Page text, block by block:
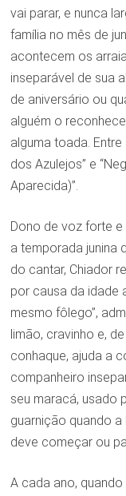
vai parar, e nunca
família no mês de
acontecem os
inseparável de sua
de aniversário ou
alguém o
alguma toada.
dos Azulejos” e
Aparecida)”.
Dono de voz forte
a temporada junina
do cantar, Chiador
por causa da idade
mesmo fôlego”,
limão, cravinho e,
conhaque, ajuda a
companheiro
seu maracá, usado
guarnição quando
deve começar ou
A cada ano,